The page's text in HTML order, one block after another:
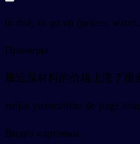
to rise, to go up (prices,
Примеры
最近原材料的价格上涨了很
zuìjìn yuáncáiliào de jiàgé
Видео карточки